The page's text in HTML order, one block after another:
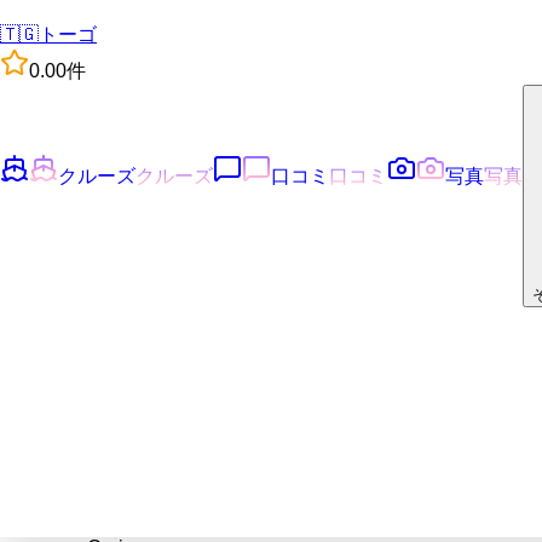
🇹🇬 トーゴ
0.00件
クルーズクルーズ 口コミ 口コミ 写真写真